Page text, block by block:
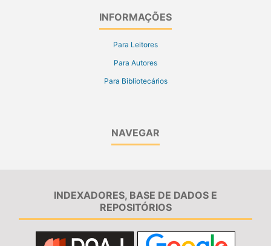
INFORMAÇÕES
Para Leitores
Para Autores
Para Bibliotecários
NAVEGAR
INDEXADORES, BASE DE DADOS E
REPOSITÓRIOS